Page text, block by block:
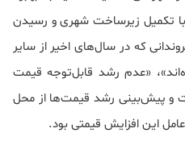
تکمیل زیرساخت شهری و رسیدن
که در سال‌های اخیر از سایر
«عدم رشد قابل‌توجه قیمت
و پیش‌بینی رشد قیمت‌ها از محل
این افزایش قیمتی بود.